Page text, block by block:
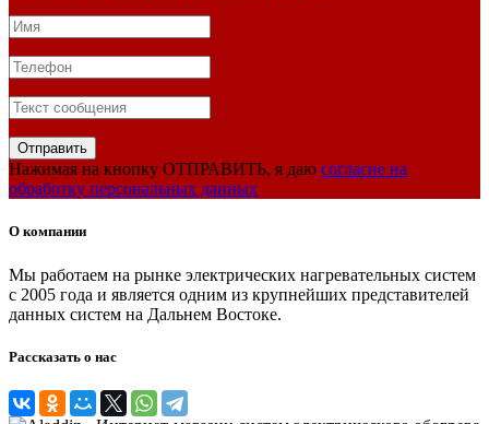
Нажимая на кнопку ОТПРАВИТЬ, я даю согласие на
обработку персональных данных
О компании
Мы работаем на рынке электрических нагревательных систем
с 2005 года и является одним из крупнейших представителей
данных систем на Дальнем Востоке.
Рассказать о нас